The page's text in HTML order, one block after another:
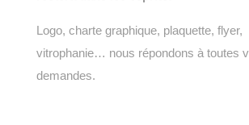
Logo, charte graphique, plaquette, flyer,
vitrophanie… nous répondons à toutes
demandes.